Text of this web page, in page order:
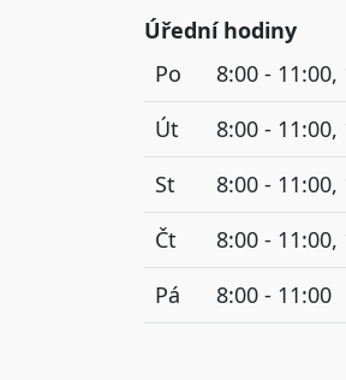
Úřední hodiny
Po
8:00 - 11:00,
Út
8:00 - 11:00,
St
8:00 - 11:00,
Čt
8:00 - 11:00,
Pá
8:00 - 11:00